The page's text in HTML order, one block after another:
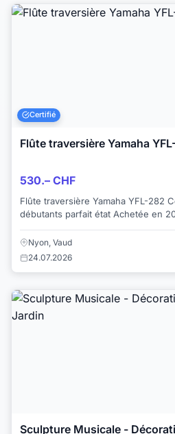
Certifié
Flûte traversière Yamaha
530.– CHF
Flûte traversière Yamaha YFL-282
débutants parfait état Achetée en
Nyon, Vaud
24.07.2026
Sculpture Musicale -